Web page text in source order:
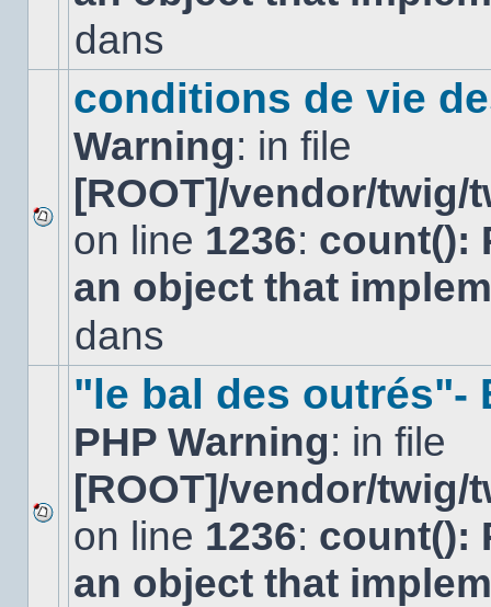
dansdans
Aucun
nouveau
message
non-
dans
conditions de vie
Warning: in file
[ROOT]/vendor/
on line 1236: count():
an object that
dans
Aucun
nouveau
message
non-
"le bal des outrés"-
PHP Warning: in file
[ROOT]/vendor/
on line 1236: count():
an object that